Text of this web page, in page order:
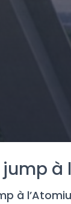
jump à
à